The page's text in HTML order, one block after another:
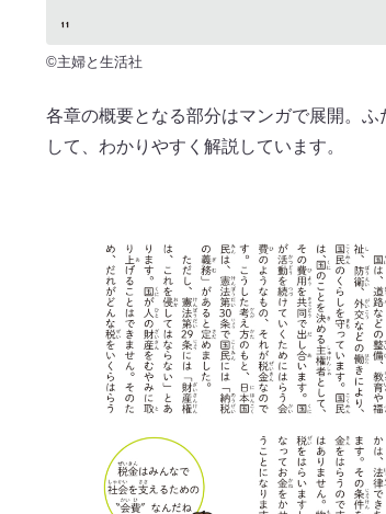
©主婦と生活社
各章の概要となる部分はマンガで展開。
して、わかりやすく解説しています。